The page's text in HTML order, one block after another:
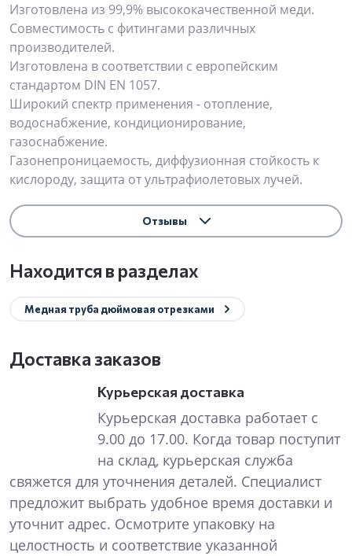
Изготовлена из 99,9% высококачественной меди.
Совместимость с фитингами различных
производителей.
Изготовлена в соответствии с европейским
стандартом DIN EN 1057.
Широкий спектр применения - отопление,
водоснабжение, кондиционирование,
газоснабжение.
Газонепроницаемость, диффузионная стойкость к
кислороду, защита от ультрафиолетовых лучей.
Отзывы
Находится в разделах
Медная труба дюймовая отрезками
Доставка заказов
Курьерская доставка
Курьерская доставка работает с
9.00 до 17.00. Когда товар поступит
на склад, курьерская служба
свяжется для уточнения деталей. Специалист
предложит выбрать удобное время доставки и
уточнит адрес. Осмотрите упаковку на
целостность и соответствие указанной